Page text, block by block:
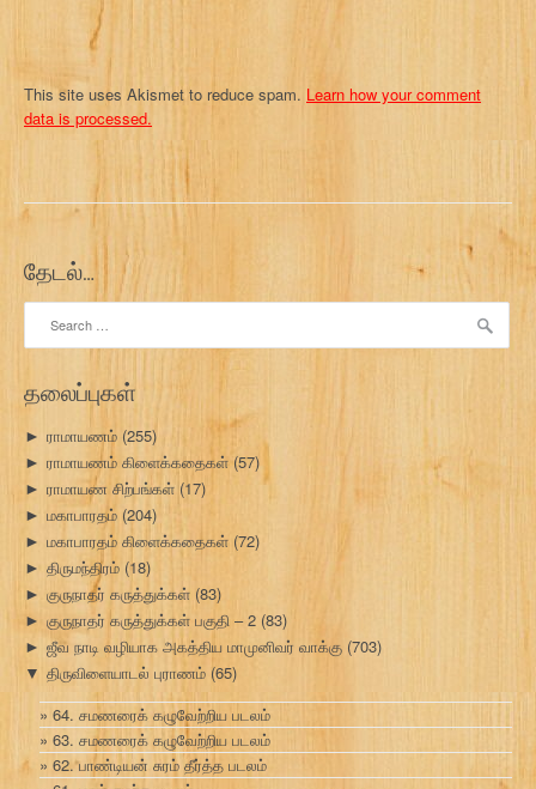
This site uses Akismet to reduce spam. Learn how your comment
data is processed.
தேடல்…
தலைப்புகள்
► ராமாயணம் (255)
► ராமாயணம் கிளைக்கதைகள் (57)
► ராமாயண சிற்பங்கள் (17)
► மகாபாரதம் (204)
► மகாபாரதம் கிளைக்கதைகள் (72)
► திருமந்திரம் (18)
► குருநாதர் கருத்துக்கள் (83)
► குருநாதர் கருத்துக்கள் பகுதி – 2 (83)
► ஜீவ நாடி வழியாக அகத்திய மாமுனிவர் வாக்கு (703)
▼ திருவிளையாடல் புராணம் (65)
64. சமணரைக் கழுவேற்றிய படலம்
63. சமணரைக் கழுவேற்றிய படலம்
62. பாண்டியன் சுரம் தீர்த்த படலம்